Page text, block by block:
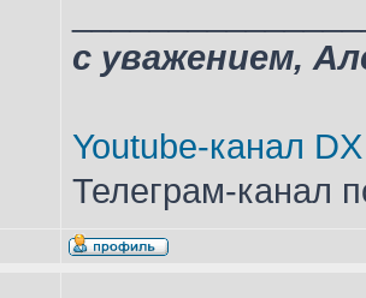
с уважением,
Youtube-канал
Телеграм-канал